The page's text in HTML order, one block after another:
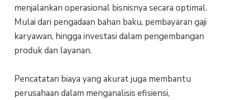
menjalankan operasional bisnisnya secara optimal.
Mulai dari pengadaan bahan baku, pembayaran gaji
karyawan, hingga investasi dalam pengembangan
produk dan layanan.
Pencatatan biaya yang akurat juga membantu
perusahaan dalam menganalisis efisiensi,